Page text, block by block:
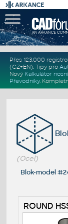
Přes 123.000
(CZ+EN). Tipy pro
Nový Kalkulátor
Převodníky.
(Ocel)
Blok-model
ROUND